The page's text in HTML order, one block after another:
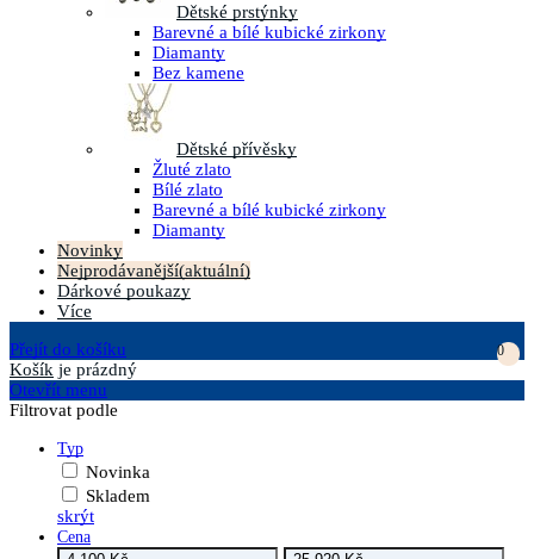
Dětské prstýnky
Barevné a bílé kubické zirkony
Diamanty
Bez kamene
Dětské přívěsky
Žluté zlato
Bílé zlato
Barevné a bílé kubické zirkony
Diamanty
Novinky
Nejprodávanější(aktuální)
Dárkové poukazy
Více
Přejít do košíku
0
Košík je prázdný
Otevřít menu
Filtrovat podle
Typ
Novinka
Skladem
skrýt
Cena